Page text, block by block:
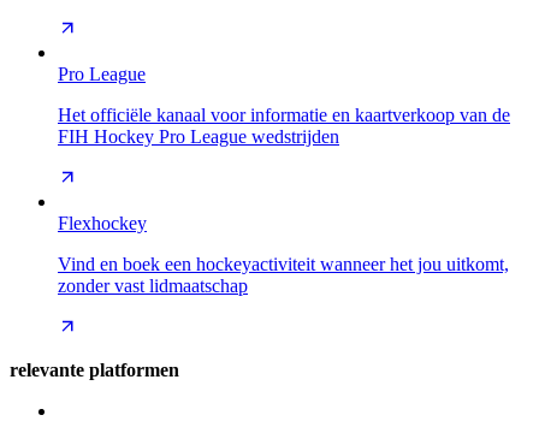
Pro League
Het officiële kanaal voor informatie en kaartverkoop van de
FIH Hockey Pro League wedstrijden
Flexhockey
Vind en boek een hockeyactiviteit wanneer het jou uitkomt,
zonder vast lidmaatschap
relevante platformen